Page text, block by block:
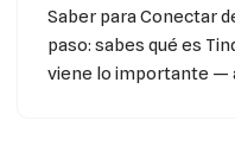
Saber para Conectar
paso: sabes qué es
viene lo importante —